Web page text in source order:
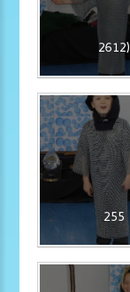
2612)
255